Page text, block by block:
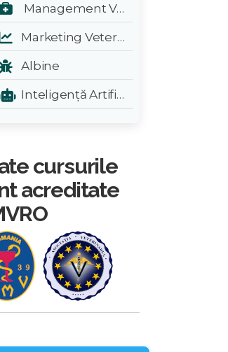
Management Veterinar
Marketing Veterinar
Albine
Inteligență Artificială - A.I.
cursurile
acreditate